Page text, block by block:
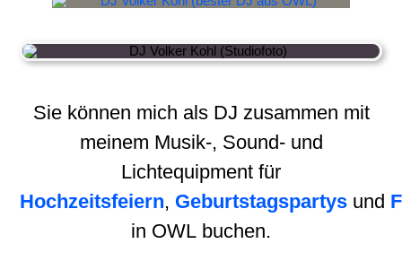
Sie können mich als DJ zusammen mit
meinem Musik-, Sound- und
Lichtequipment für
Hochzeitsfeiern, Geburtstagspartys und
in OWL buchen.